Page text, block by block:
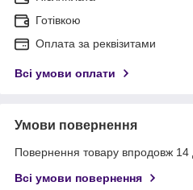
Готівкою
Оплата за реквізитами
Всі умови оплати
Умови повернення
Повернення товару впродовж 14
Всі умови повернення